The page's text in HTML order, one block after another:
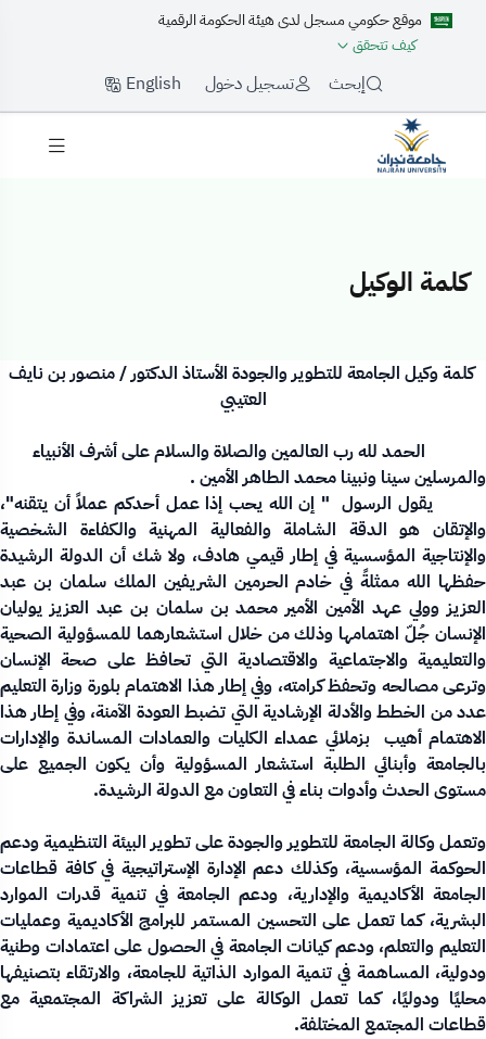
موقع حكومي مسجل لدى هيئة الحكومة الرقمية
كيف تتحقق
إبحث تسجيل دخول English
كلمة الوكيل
كلمة الوكيل
كلمة وكيل الجامعة للتطوير والجودة الأستاذ الدكتور / منصور بن نايف
العتيبي
الحمد لله رب العالمين والصلاة والسلام على أشرف الأنبياء
والمرسلين سينا ونبينا محمد الطاهر الأمين .
يقول الرسول " إن الله يحب إذا عمل أحدكم عملاً أن يتقنه"،
والإتقان هو الدقة الشاملة والفعالية المهنية والكفاءة الشخصية
والإنتاجية المؤسسية في إطار قيمي هادف، ولا شك أن الدولة الرشيدة
حفظها الله ممثلةً في خادم الحرمين الشريفين الملك سلمان بن عبد
العزيز وولي عهد الأمين الأمير محمد بن سلمان بن عبد العزيز يوليان
الإنسان جُلّ اهتمامها وذلك من خلال استشعارهما للمسؤولية الصحية
والتعليمية والاجتماعية والاقتصادية التي تحافظ على صحة الإنسان
وترعى مصالحه وتحفظ كرامته، وفي إطار هذا الاهتمام بلورة وزارة التعليم
عدد من الخطط والأدلة الإرشادية التي تضبط العودة الآمنة، وفي إطار هذا
الاهتمام أهيب بزملائي عمداء الكليات والعمادات المساندة والإدارات
بالجامعة وأبنائي الطلبة استشعار المسؤولية وأن يكون الجميع على
مستوى الحدث وأدوات بناء في التعاون مع الدولة الرشيدة.
وتعمل وكالة الجامعة للتطوير والجودة علىتطوير البيئة التنظيمية ودعم
الحوكمة المؤسسية، وكذلك دعم الإدارة الإستراتيجية في كافة قطاعات
الجامعة الأكاديمية والإدارية، ودعم الجامعة في تنمية قدرات الموارد
البشرية، كما تعمل على التحسين المستمر للبرامج الأكاديمية وعمليات
التعليم والتعلم، ودعم كيانات الجامعة في الحصول على اعتمادات وطنية
ودولية، المساهمة في تنمية الموارد الذاتية للجامعة، والارتقاء بتصنيفها
محليًا ودوليًا، كما تعمل الوكالة على تعزيز الشراكة المجتمعية مع
قطاعات المجتمع المختلفة.